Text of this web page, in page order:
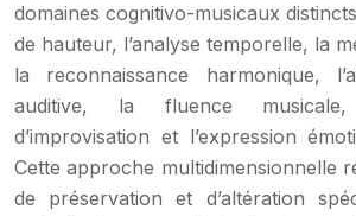
domaines cognitivo-musicaux
de hauteur, l’analyse temporelle, la
la reconnaissance harmonique,
auditive, la fluence
d’improvisation et l’expression
Cette approche multidimensionnelle
de préservation et d’altération